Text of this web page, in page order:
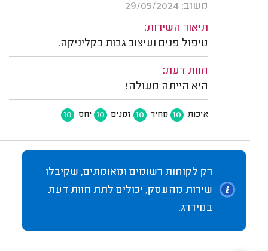
משוב: 29/05/2024
תיאור השירות:
טיפול פנים ועיצוב גבות בקליניקה.
חוות דעת:
היא הייתה מעולה!
איכות 10 מחיר 10 זמנים 10 יחס 10
רק לקוחות רשומים ומאומתים, שקיבלו
שירות מהעסק, יכולים לתת חוות דעת
במידרג.